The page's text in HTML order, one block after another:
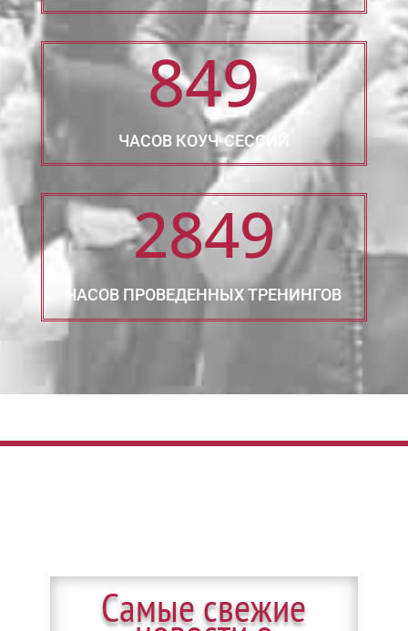
849
ЧАСОВ КОУЧ-СЕССИЙ
2849
ЧАСОВ ПРОВЕДЕННЫХ ТРЕНИНГОВ
Самые свежие